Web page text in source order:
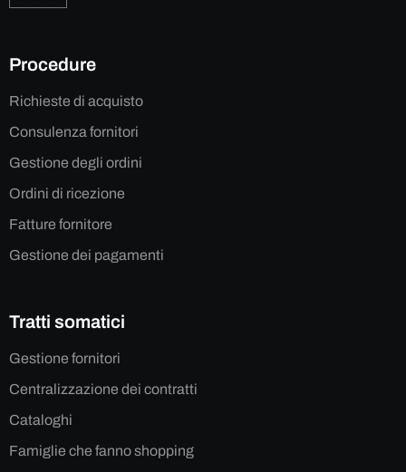
Procedure
Richieste di acquisto
Consulenza fornitori
Gestione degli ordini
Ordini di ricezione
Fatture fornitore
Gestione dei pagamenti
Tratti somatici
Gestione fornitori
Centralizzazione dei contratti
Cataloghi
Famiglie che fanno shopping